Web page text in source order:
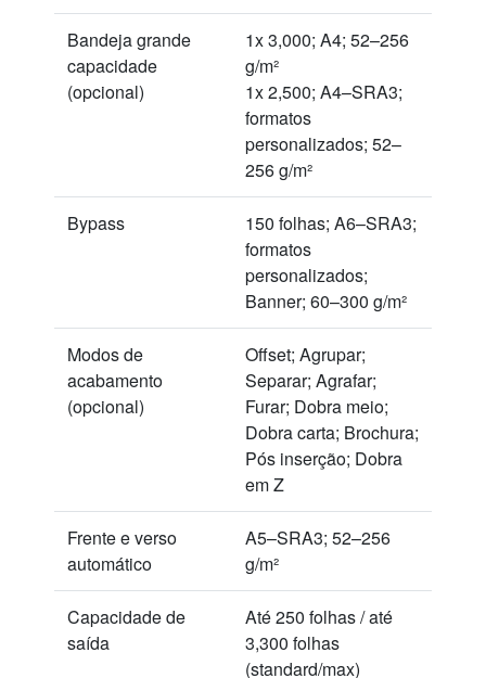
Bandeja grande
capacidade
(opcional)
1x 3,000; A4; 52–256
g/m²
1x 2,500; A4–SRA3;
formatos
personalizados; 52–
256 g/m²
Bypass
150 folhas; A6–SRA3;
formatos
personalizados;
Banner; 60–300 g/m²
Modos de
acabamento
(opcional)
Offset; Agrupar;
Separar; Agrafar;
Furar; Dobra meio;
Dobra carta; Brochura;
Pós inserção; Dobra
em Z
Frente e verso
automático
A5–SRA3; 52–256
g/m²
Capacidade de
saída
Até 250 folhas / até
3,300 folhas
(standard/max)